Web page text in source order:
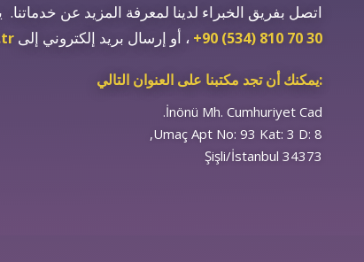
اتصل بفريق الخبراء لدينا لمعرفة المزيد عن خدماتنا.
+90 (534) 810 70 30 ، أو إرسال بريد إلكتروني إلى
يمكنك أن تجد مكتبنا على العنوان التالي:
İnönü Mh. Cumhuriyet Cad.
Umaç Apt No: 93 Kat: 3 D: 8,
34373 Şişli/İstanbul